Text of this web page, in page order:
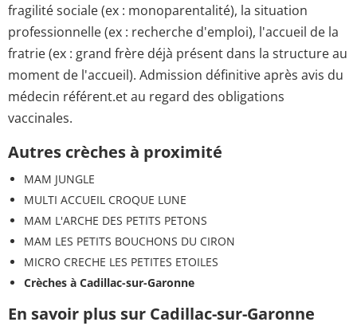
fragilité sociale (ex : monoparentalité), la situation
professionnelle (ex : recherche d'emploi), l'accueil de la
fratrie (ex : grand frère déjà présent dans la structure au
moment de l'accueil). Admission définitive après avis du
médecin référent.et au regard des obligations
vaccinales.
Autres crèches à proximité
MAM JUNGLE
MULTI ACCUEIL CROQUE LUNE
MAM L'ARCHE DES PETITS PETONS
MAM LES PETITS BOUCHONS DU CIRON
MICRO CRECHE LES PETITES ETOILES
Crèches à Cadillac-sur-Garonne
En savoir plus sur Cadillac-sur-Garonne